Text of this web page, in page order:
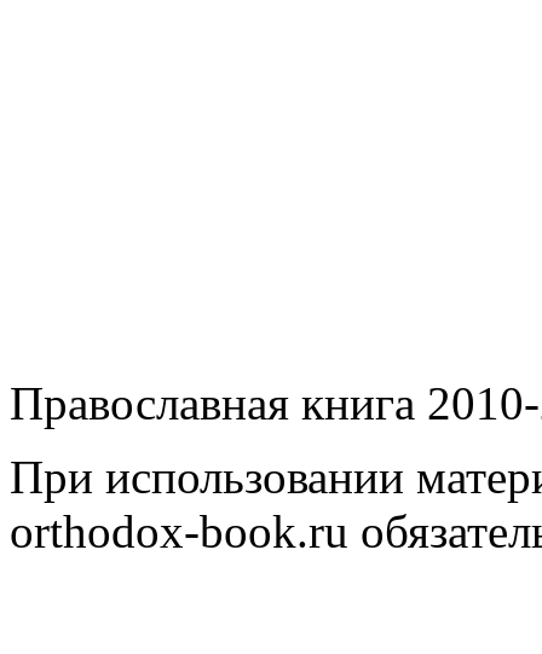
Православная книга
При использовании
orthodox-book.ru